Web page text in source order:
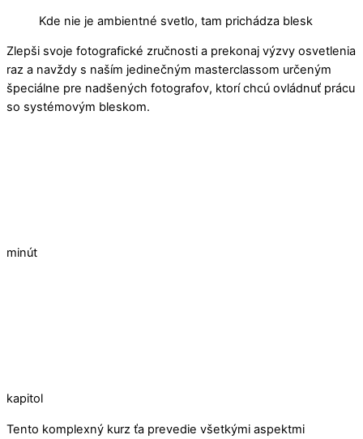
content
Kde nie je ambientné svetlo, tam prichádza blesk
Zlepši svoje fotografické zručnosti a prekonaj výzvy osvetlenia
raz a navždy s naším jedinečným masterclassom určeným
špeciálne pre nadšených fotografov, ktorí chcú ovládnuť prácu
so systémovým bleskom.
minút
kapitol
Tento komplexný kurz ťa prevedie všetkými aspektmi